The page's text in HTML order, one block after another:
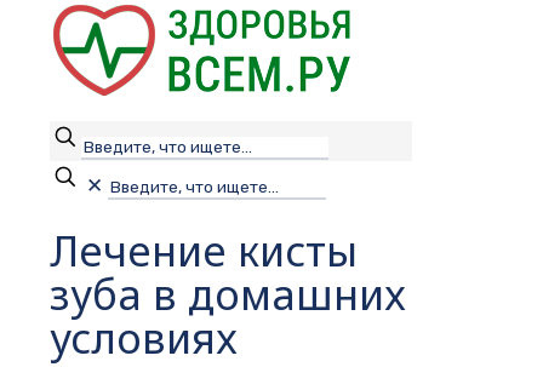
✕
Лечение кисты
зуба в домашних
условиях